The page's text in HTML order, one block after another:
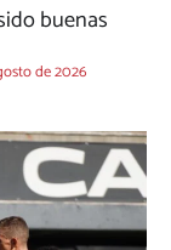
buenas
de 2026